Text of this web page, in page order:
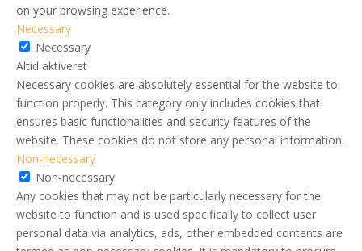
on your browsing experience.
Necessary
Necessary
Altid aktiveret
Necessary cookies are absolutely essential for the website to
function properly. This category only includes cookies that
ensures basic functionalities and security features of the
website. These cookies do not store any personal information.
Non-necessary
Non-necessary
Any cookies that may not be particularly necessary for the
website to function and is used specifically to collect user
personal data via analytics, ads, other embedded contents are